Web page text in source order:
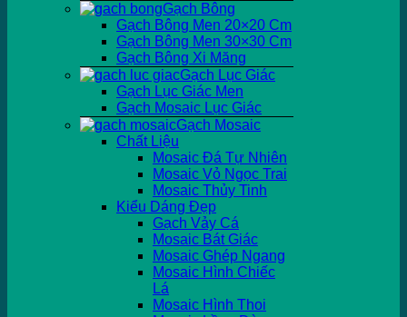
Gạch Bông
Gạch Bông Men 20×20 Cm
Gạch Bông Men 30×30 Cm
Gạch Bông Xi Măng
Gạch Lục Giác
Gạch Lục Giác Men
Gạch Mosaic Lục Giác
Gạch Mosaic
Chất Liệu
Mosaic Đá Tự Nhiên
Mosaic Vỏ Ngọc Trai
Mosaic Thủy Tinh
Kiểu Dáng Đẹp
Gạch Vảy Cá
Mosaic Bát Giác
Mosaic Ghép Ngang
Mosaic Hình Chiếc
Lá
Mosaic Hình Thoi